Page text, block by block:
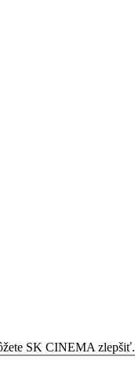
SK CINEMA zlepšiť.